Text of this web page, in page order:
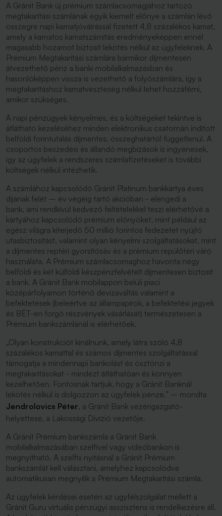
A Gránit Bank új prémium számlacsomagjához tartozó
megtakarítási számlának egyik kiemelt előnye a számlán lévő
összegre napi kamatjóváírással fizetett 4,8 százalékos kamat,
amely a kamatos kamatszámítás eredményeképpen ennél
magasabb hozamot biztosít lekötés nélkül az ügyfeleknek. A
Prémium Megtakarítási számlára bármikor díjmentesen
átvezethető pénz a banki mobilalkalmazásban és
hasonlóképpen vissza is vezethető a folyószámlára, így a
megtakarításhoz kamatveszteség nélkül lehet hozzáférni,
amikor szükséges.
A napi pénzügyek kényelmes, és a költségeket tekintve is
átlátható kezeléséhez minden elektronikus csatornán indított
belföldi forintutalás díjmentes, összeghatártól függetlenül. A
csoportos beszedési és állandó megbízások is ingyenesek,
így az ügyfelek a rendszeres számlafizetéseket is további
költségek nélkül intézhetik.
A számlához kapcsolódó Gránit Platinum bankkártya éves
díjának felét – év végéig tartó akcióban - elengedi a
bank, ami rendkívül kedvező feltételekkel teszi elérhetővé a
kártyához kapcsolódó prémium előnyöket, mint például az
egész világra kiterjedő 50 millió forintos fedezetet nyújtó
utasbiztosítást, valamint olyan kényelmi szolgáltatásokat, mint
a díjmentes reptéri gyorsítósáv és a prémium repülőtéri váró
használata. A Prémium számlacsomaghoz havonta négy
belföldi és két külföldi készpénzfelvételt díjmentesen biztosít
a bank. A Gránit Bank mobilappon belüli piaci
középárfolyamon történő devizaváltás valamint a
befektetések (beleértve az állampapírok, a befektetési jegyek
és BÉT-en forgó részvények vásárlását) természetesen a
Prémium bankszámlánál is elérhetőek.
„Olyan konstrukciót kínálnunk, amely látra szóló 4,8
százalékos kamattal és számos díjmentes szolgáltatással
támogatja a mindennapi bankolást és ösztönzi a
megtakarításokat - mindezt átláthatóan és könnyen
kezelhetően. Fontosnak tartjuk, hogy a Gránit Banknál
lekötés nélkül is dolgozzon az ügyfelek pénze.” – mondta
Jendrolovics Péter, a Gránit Bank vezérigazgató-
helyettese, a Lakossági Divízió vezetője.
A Gránit Prémium bankszámla a Gránit Bank
mobilalkalmazásában szelfivel vagy videóbankon is
megnyitható. A szelfis nyitásnál a Gránit Prémium
bankszámlát kell választani, amelyhez kapcsolódva
automatikusan megnyílik a Prémium Megtakarítási számla.
Az ügyfelek kérdései esetén az ügyfélszolgálat mellett a
Gránit Guru virtuális pénzügyi asszisztens is rendelkezésre áll.